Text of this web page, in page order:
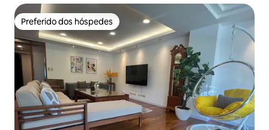
Preferido dos hóspedes
Preferido dos hóspedes